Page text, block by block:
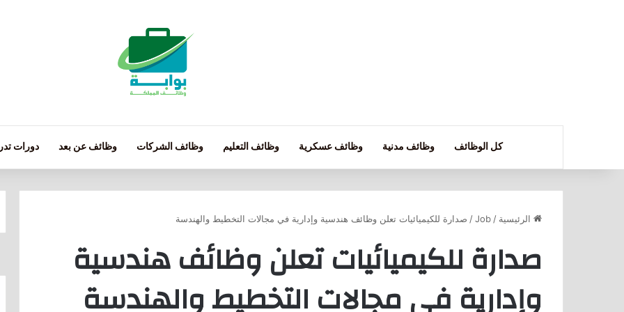
كل الوظائف وظائف مدنية وظائف عسكرية وظائف التعليم وظائف الشركات وظائف عن بعد دورات
الرئيسية /
Job
/ صدارة للكيميائيات تعلن وظائف هندسية وإدارية في مجالات التخطيط والهندسة
صدارة للكيميائيات تعلن وظائف هندسية
وإدارية في مجالات التخطيط والهندسة